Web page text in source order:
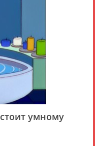
умному